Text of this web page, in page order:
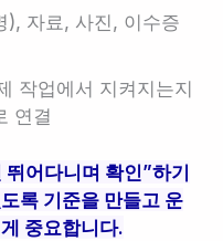
), 자료, 사진, 이수증
작업에서 지켜지는지
연결
어다니며 확인”하기
록 기준을 만들고 운
중요합니다.